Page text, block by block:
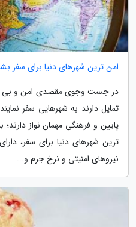
امن ترین شهرهای دنیا برای سفر
در جست وجوی مقصدی امن و بی
تمایل دارند به شهرهایی سفر
پایین و فرهنگی مهمان نواز
ترین شهرهای دنیا برای سفر،
نیروهای امنیتی و نرخ جرم و...